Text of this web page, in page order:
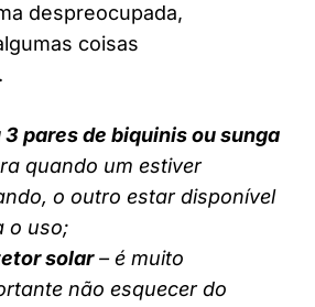
despreocupada,
coisas
3 pares de biquinis ou sunga
quando um estiver
o outro estar disponível
o uso;
solar– é muito
não esquecer do